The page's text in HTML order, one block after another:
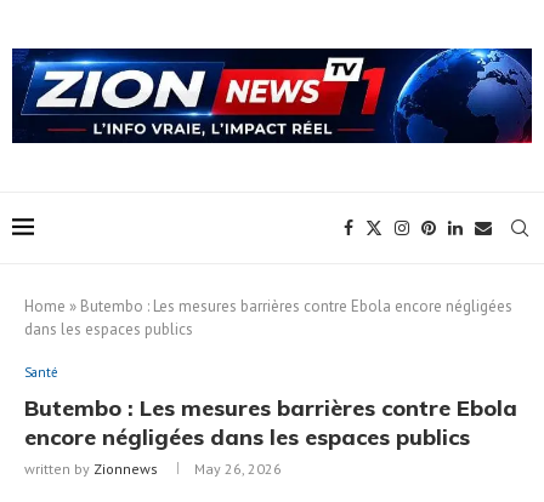
Home » Butembo : Les mesures barrières contre Ebola encore négligées
dans les espaces publics
Santé
Butembo : Les mesures barrières contre Ebola
encore négligées dans les espaces publics
written by Zionnews May 26, 2026